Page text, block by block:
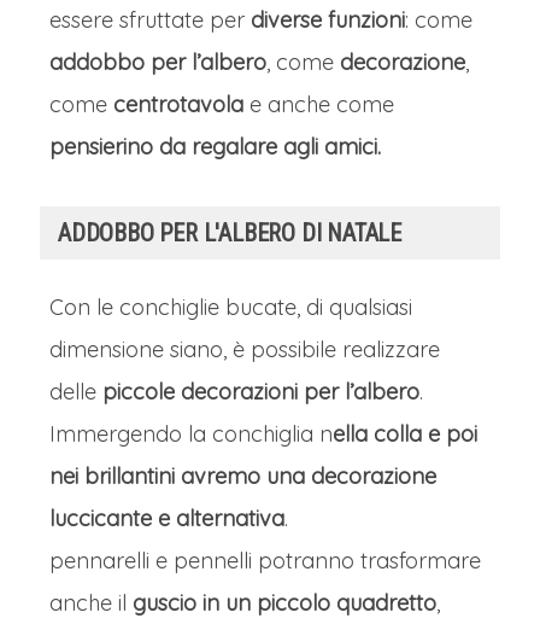
essere sfruttate per diverse funzioni: come
addobbo per l’albero, come decorazione,
come centrotavola e anche come
pensierino da regalare agli amici.
ADDOBBO PER L'ALBERO DI NATALE
Con le conchiglie bucate, di qualsiasi
dimensione siano, è possibile realizzare
delle piccole decorazioni per l’albero.
Immergendo la conchiglia nella colla e poi
nei brillantini avremo una decorazione
luccicante e alternativa.
pennarelli e pennelli potranno trasformare
anche il guscio in un piccolo quadretto,